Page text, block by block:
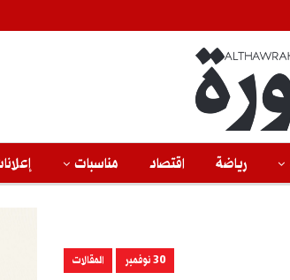
رياضة اقتصاد مناسبات
30 نوفمبر المقالات